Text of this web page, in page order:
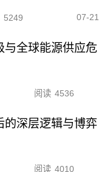
5249 07-21
与全球能源供应危
阅读 4536
的深层逻辑与博弈
阅读 4010